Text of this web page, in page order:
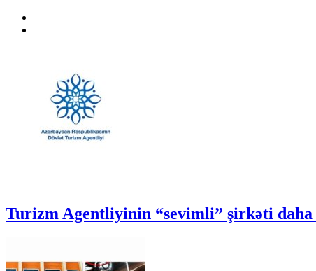
Turizm Agentliyinin “sevimli” şirkəti